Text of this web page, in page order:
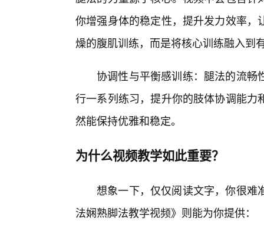
你增强身体的稳定性，提升发力效率
燥的腹肌训练，而是将核心训练融入到
协调性与平衡感训练：腿法的流畅
行一系列练习，提升你的肢体协调能
然能保持优雅和稳定。
为什么视频教学如此重要？
想象一下，仅仅阅读文字，你很难
法娴熟脚法教学视频》则能为你提供：